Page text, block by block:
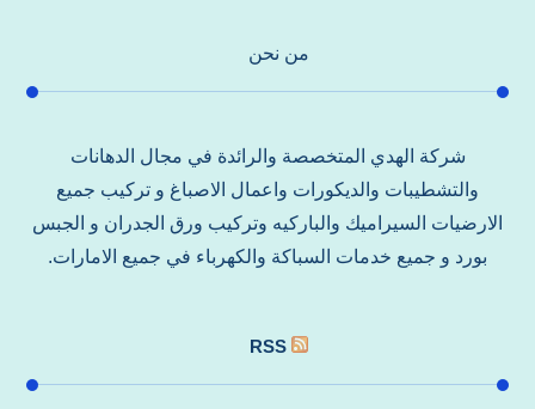
من نحن
شركة الهدي المتخصصة والرائدة في مجال الدهانات
والتشطيبات والديكورات واعمال الاصباغ و تركيب جميع
الارضيات السيراميك والباركيه وتركيب ورق الجدران و الجبس
بورد و جميع خدمات السباكة والكهرباء في جميع الامارات.
RSS